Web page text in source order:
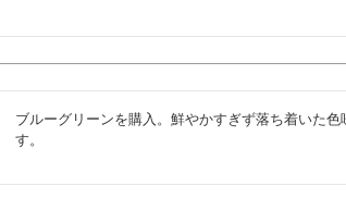
ブルーグリーンを購入。鮮やかすぎず落ち着いた
す。